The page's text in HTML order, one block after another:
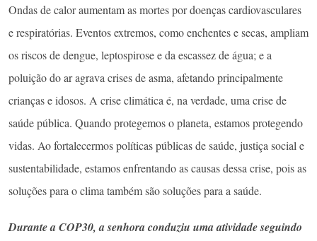
Ondas de calor aumentam as mortes por doenças cardiovasculares
e respiratórias. Eventos extremos, como enchentes e secas, ampliam
os riscos de dengue, leptospirose e da escassez de água; e a
poluição do ar agrava crises de asma, afetando principalmente
crianças e idosos. A crise climática é, na verdade, uma crise de
saúde pública. Quando protegemos o planeta, estamos protegendo
vidas. Ao fortalecermos políticas públicas de saúde, justiça social e
sustentabilidade, estamos enfrentando as causas dessa crise, pois as
soluções para o clima também são soluções para a saúde.
Durante a COP30, a senhora conduziu uma atividade seguindo